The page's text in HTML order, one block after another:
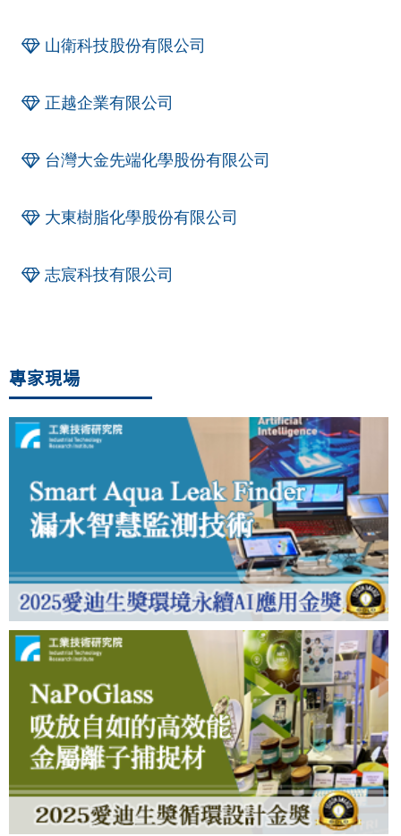
山衛科技股份有限公司
正越企業有限公司
台灣大金先端化學股份有限公司
大東樹脂化學股份有限公司
志宸科技有限公司
專家現場